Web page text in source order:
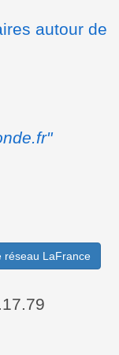
autour de
réseau LaFrance